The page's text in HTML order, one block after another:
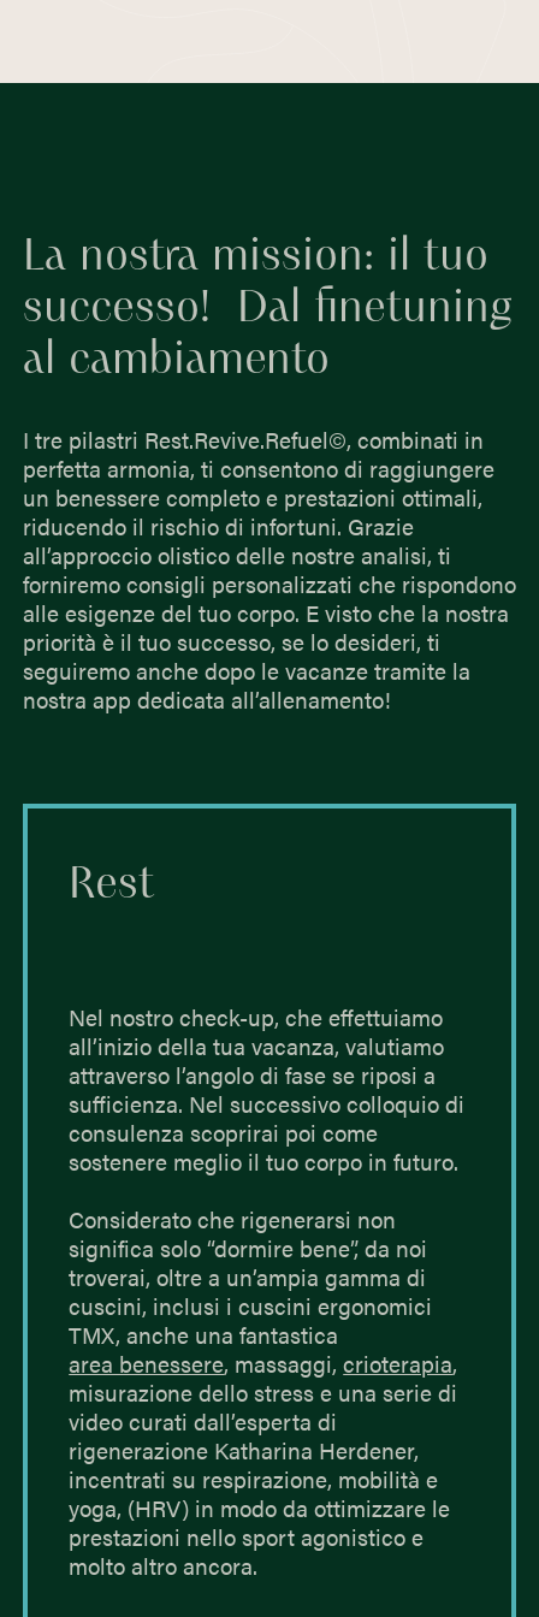
degli ormoni della felicità, come la
più luminosa. Seguendo una corretta
La nostra mission: il tuo
successo! Dal finetuning
al cambiamento
I tre pilastri Rest.Revive.Refuel©, combinati in
perfetta armonia, ti consentono di raggiungere
un benessere completo e prestazioni ottimali,
riducendo il rischio di infortuni. Grazie
all’approccio olistico delle nostre analisi, ti
forniremo consigli personalizzati che rispondono
alle esigenze del tuo corpo. E visto che la nostra
priorità è il tuo successo, se lo desideri, ti
seguiremo anche dopo le vacanze tramite la
nostra app dedicata all’allenamento!
Rest
Nel nostro check-up, che effettuiamo
all’inizio della tua vacanza, valutiamo
attraverso l’angolo di fase se riposi a
sufficienza. Nel successivo colloquio di
consulenza scoprirai poi come
sostenere meglio il tuo corpo in futuro.
Considerato che rigenerarsi non
significa solo “dormire bene”, da noi
troverai, oltre a un’ampia gamma di
cuscini, inclusi i cuscini ergonomici
TMX, anche una fantastica
area benessere, massaggi,crioterapia,
misurazione dello stress e una serie di
video curati dall’esperta di
rigenerazione Katharina Herdener,
incentrati su respirazione, mobilità e
yoga, (HRV) in modo da ottimizzare le
prestazioni nello sport agonistico e
molto altro ancora.